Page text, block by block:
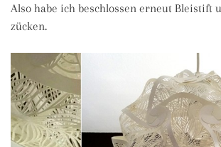
Also habe ich beschlossen erneut Bleistift
zücken.